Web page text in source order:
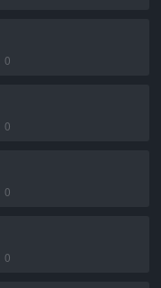
0
0
0
0